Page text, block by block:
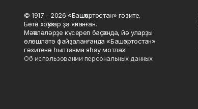
© 1917 - 2026 «Башҡортостан» гәзите.
Бөтә хоҡуҡтар ҙа яҡланған.
Мәҡәләләрҙе күсереп баҫҡанда, йә уларҙы
өлөшләтә файҙаланғанда «Башҡортостан»
гәзитенә һылтанма яһау мотлаҡ.
Об использовании персональных данных